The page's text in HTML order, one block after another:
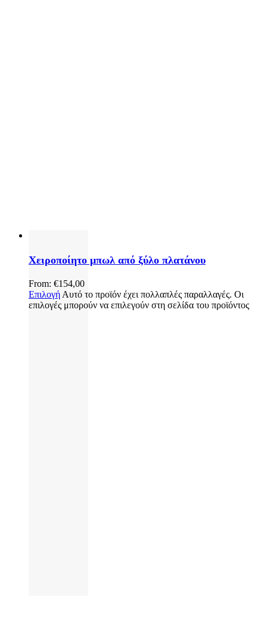
Χειροποίητο μπωλ από ξύλο πλατάνου
From: €154,00
Επιλογή Αυτό το προϊόν έχει πολλαπλές παραλλαγές. Οι
επιλογές μπορούν να επιλεγούν στη σελίδα του προϊόντος